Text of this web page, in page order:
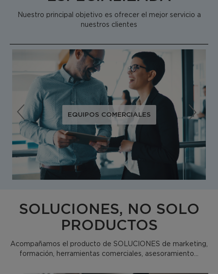
Nuestro principal objetivo es ofrecer el mejor servicio a
nuestros clientes
EQUIPOS COMERCIALES
Nuestros equipos comerciales están especializados
exclusivamente en canal HORECA. Su misión es ofrecerles
una colección completa, competitiva y adaptada a las
calidades y tendencias que exige el mercado hostelero,
buscando aportar valor a nuestros clientes y contribuir al
desarrollo de sus compañías, en un marco de confianza
mutua.
SOLUCIONES, NO SOLO
PRODUCTOS
Acompañamos el producto de SOLUCIONES de marketing,
formación, herramientas comerciales, asesoramiento...